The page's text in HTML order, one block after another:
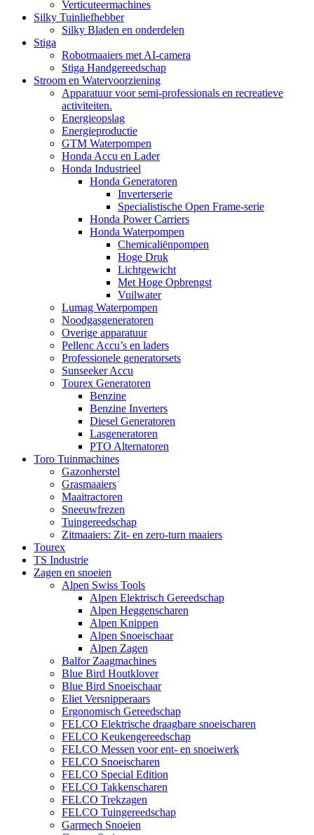
Verticuteermachines
Silky Tuinliefhebber
Silky Bladen en onderdelen
Stiga
Robotmaaiers met AI-camera
Stiga Handgereedschap
Stroom en Watervoorziening
Apparatuur voor semi-professionals en recreatieve
activiteiten.
Energieopslag
Energieproductie
GTM Waterpompen
Honda Accu en Lader
Honda Industrieel
Honda Generatoren
Inverterserie
Specialistische Open Frame-serie
Honda Power Carriers
Honda Waterpompen
Chemicaliënpompen
Hoge Druk
Lichtgewicht
Met Hoge Opbrengst
Vuilwater
Lumag Waterpompen
Noodgasgeneratoren
Overige apparatuur
Pellenc Accu’s en laders
Professionele generatorsets
Sunseeker Accu
Tourex Generatoren
Benzine
Benzine Inverters
Diesel Generatoren
Lasgeneratoren
PTO Alternatoren
Toro Tuinmachines
Gazonherstel
Grasmaaiers
Maaitractoren
Sneeuwfrezen
Tuingereedschap
Zitmaaiers: Zit- en zero-turn maaiers
Tourex
TS Industrie
Zagen en snoeien
Alpen Swiss Tools
Alpen Elektrisch Gereedschap
Alpen Heggenscharen
Alpen Knippen
Alpen Snoeischaar
Alpen Zagen
Balfor Zaagmachines
Blue Bird Houtklover
Blue Bird Snoeischaar
Eliet Versnipperaars
Ergonomisch Gereedschap
FELCO Elektrische draagbare snoeischaren
FELCO Keukengereedschap
FELCO Messen voor ent- en snoeiwerk
FELCO Snoeischaren
FELCO Special Edition
FELCO Takkenscharen
FELCO Trekzagen
FELCO Tuingereedschap
Garmech Snoeien